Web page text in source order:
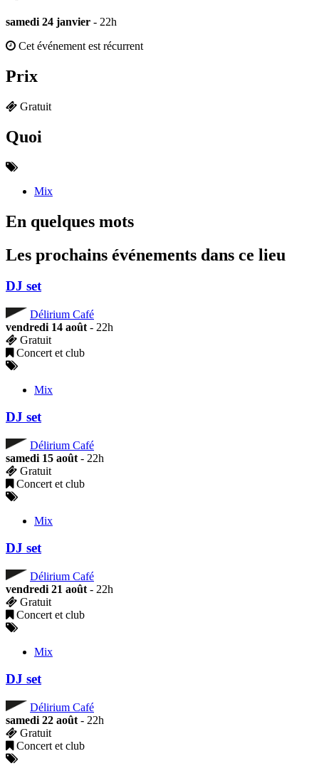
samedi 24 janvier - 22h
Cet événement est récurrent
Prix
Gratuit
Quoi
Mix
En quelques mots
Les prochains événements dans ce lieu
DJ set
Délirium Café
vendredi 14 août - 22h
Gratuit
Concert et club
Mix
DJ set
Délirium Café
samedi 15 août - 22h
Gratuit
Concert et club
Mix
DJ set
Délirium Café
vendredi 21 août - 22h
Gratuit
Concert et club
Mix
DJ set
Délirium Café
samedi 22 août - 22h
Gratuit
Concert et club